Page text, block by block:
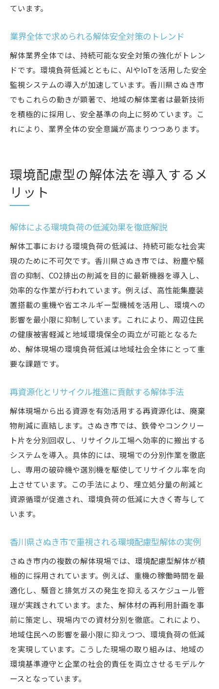
ています。
業界全体で求められる解体安全対策のトレンド
解体業界全体では、持続可能な安全対策の強化がトレン
ドです。環境負荷低減とともに、AIやIoTを活用した安全
監視システムの導入が加速しています。香川県さぬき市
でもこれらの動きが顕著で、地域の解体業者は最新技術
を積極的に採用し、安全基準の向上に努めています。こ
れにより、業界全体の安全意識が高まりつつあります。
環境配慮型の解体法を導入するメ
リット
解体による環境負荷の低減効果を徹底解説
解体工事における環境負荷の低減は、持続可能な社会実
現のために不可欠です。香川県さぬき市では、粉塵や騒
音の抑制、CO2排出の削減を目的に最新機器を導入し、
効率的な作業が行われています。例えば、高性能集塵装
置搭載の重機や省エネルギー型機械を活用し、環境への
影響を最小限に抑制しています。これにより、周辺住民
の健康被害軽減と地域環境保全の両立が可能となるた
め、解体現場の環境負荷低減は地域社会全体にとって重
要な課題です。
再資源化とリサイクル推進に貢献する解体手法
解体現場から出る資源を有効活用する再資源化は、廃棄
物削減に直結します。さぬき市では、鉄骨やコンクリー
ト片を分別回収し、リサイクル工場へ効率的に搬出する
システムを導入。具体的には、現場での分別作業を徹底
し、専用の破砕機や選別機を駆使してリサイクル率を向
上させています。この手法により、埋立処分量の削減と
資源循環が促進され、環境負荷の低減に大きく寄与して
います。
香川県さぬき市で重視される環境配慮型解体の実例
さぬき市内の複数の解体現場では、環境配慮型解体が積
極的に採用されています。例えば、重機の稼働時間を最
適化し、騒音と排気ガスの発生を抑えるスケジュール管
理が実践されています。また、解体材の再利用計画を事
前に策定し、現場内での資材分別を徹底。これにより、
地域住民への影響を最小限に抑えつつ、環境負荷の低減
を実現しています。こうした現場の取り組みは、地域の
環境基準遵守と企業の社会的責任を両立させるモデルケ
ースとなっています。